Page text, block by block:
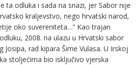
ta odluka i sada na snazi, jer Sabor nije
kraljevstvo, nego hrvatski narod,
oko suvereniteta…” Kao trajan
2008. na ulazu u Hrvatski sabor
rad kipara Šime Vulasa. U Irskoj
stoljećima bio isključivo vjerska